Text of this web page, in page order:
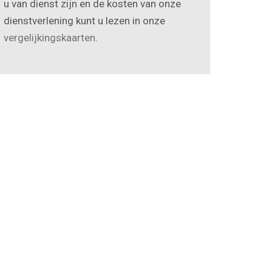
u van dienst zijn en de kosten van onze
dienstverlening kunt u lezen in onze
vergelijkingskaarten.